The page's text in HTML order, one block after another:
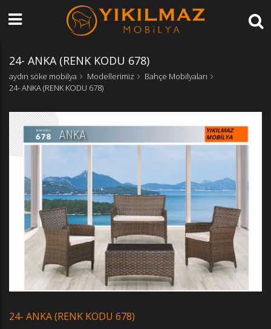
24- ANKA (RENK KODU 678)
aydın söke mobilya Modellerimiz
Bahçe Mobilyaları
24- ANKA (RENK KODU 678)
24- ANKA (RENK KODU 678)